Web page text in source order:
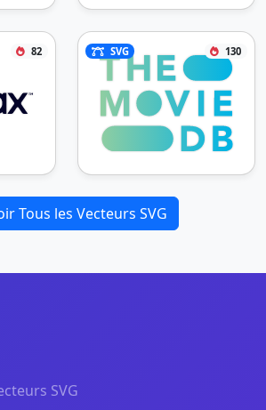
82 SVG 130
Tous les Vecteurs SVG
SVG